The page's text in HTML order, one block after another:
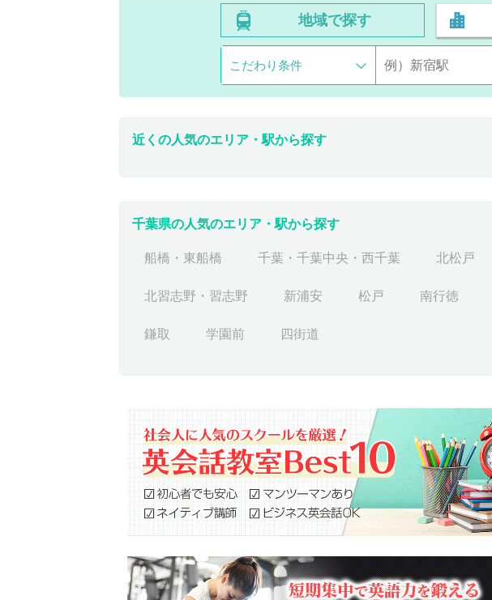
地域で探す
こだわり条件
近くの人気のエリア・駅から探す
千葉県の人気のエリア・駅から探す
船橋・東船橋 千葉・千葉中央・西千葉 北松戸
北習志野・習志野 新浦安 松戸 南行徳
鎌取 学園前 四街道